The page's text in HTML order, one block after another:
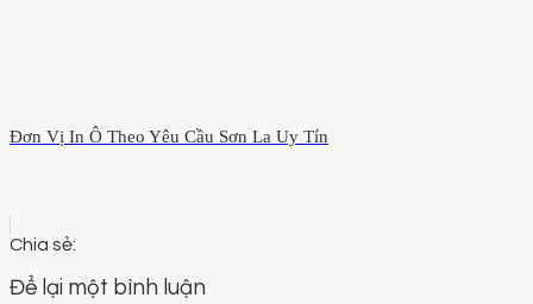
Đơn Vị In Ô Theo Yêu Cầu Sơn La Uy Tín
Để lại một bình luận